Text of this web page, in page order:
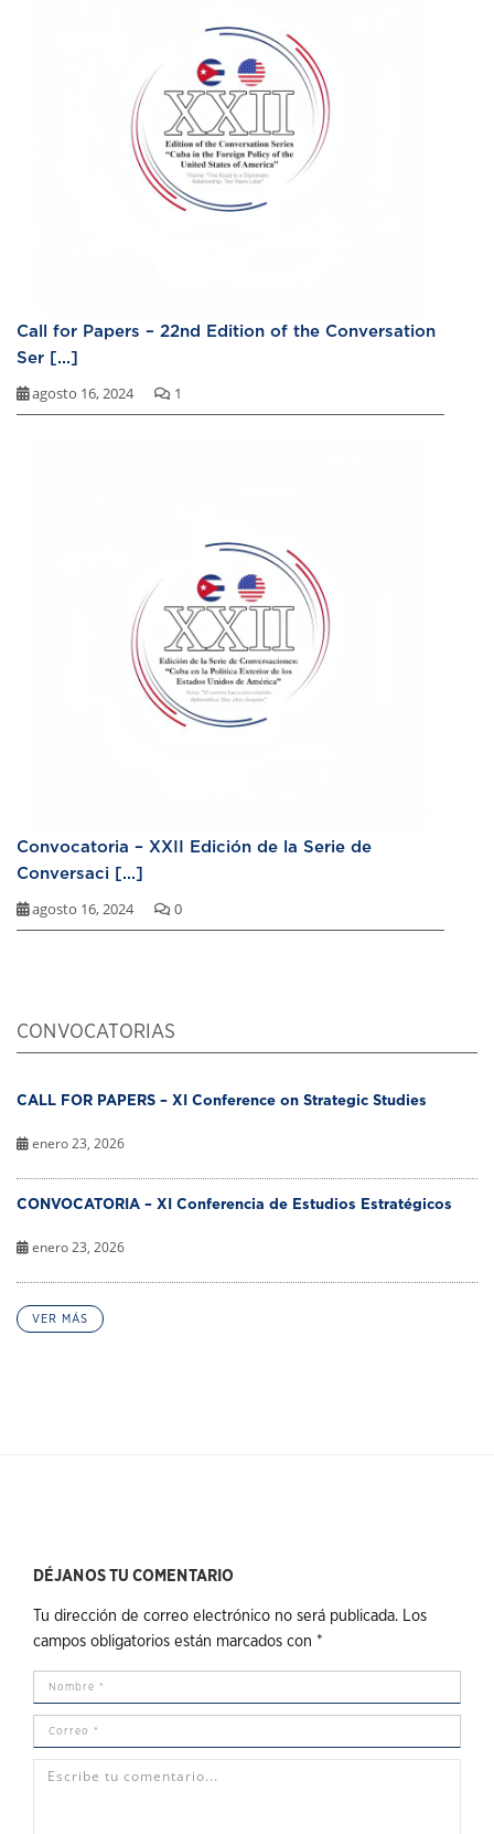
Call for Papers – 22nd Edition of the Conversation
Ser [...]
agosto 16, 2024 1
Convocatoria – XXII Edición de la Serie de
Conversaci [...]
agosto 16, 2024 0
CONVOCATORIAS
CALL FOR PAPERS – XI Conference on Strategic Studies
enero 23, 2026
CONVOCATORIA – XI Conferencia de Estudios Estratégicos
enero 23, 2026
VER MÁS
DÉJANOS TU COMENTARIO
Tu dirección de correo electrónico no será publicada. Los
campos obligatorios están marcados con *